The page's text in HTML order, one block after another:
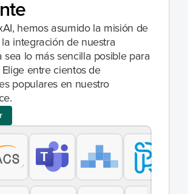
hemos asumido la misión de
integración de nuestra
sea lo más sencilla posible para
Elige entre cientos de
populares en nuestro